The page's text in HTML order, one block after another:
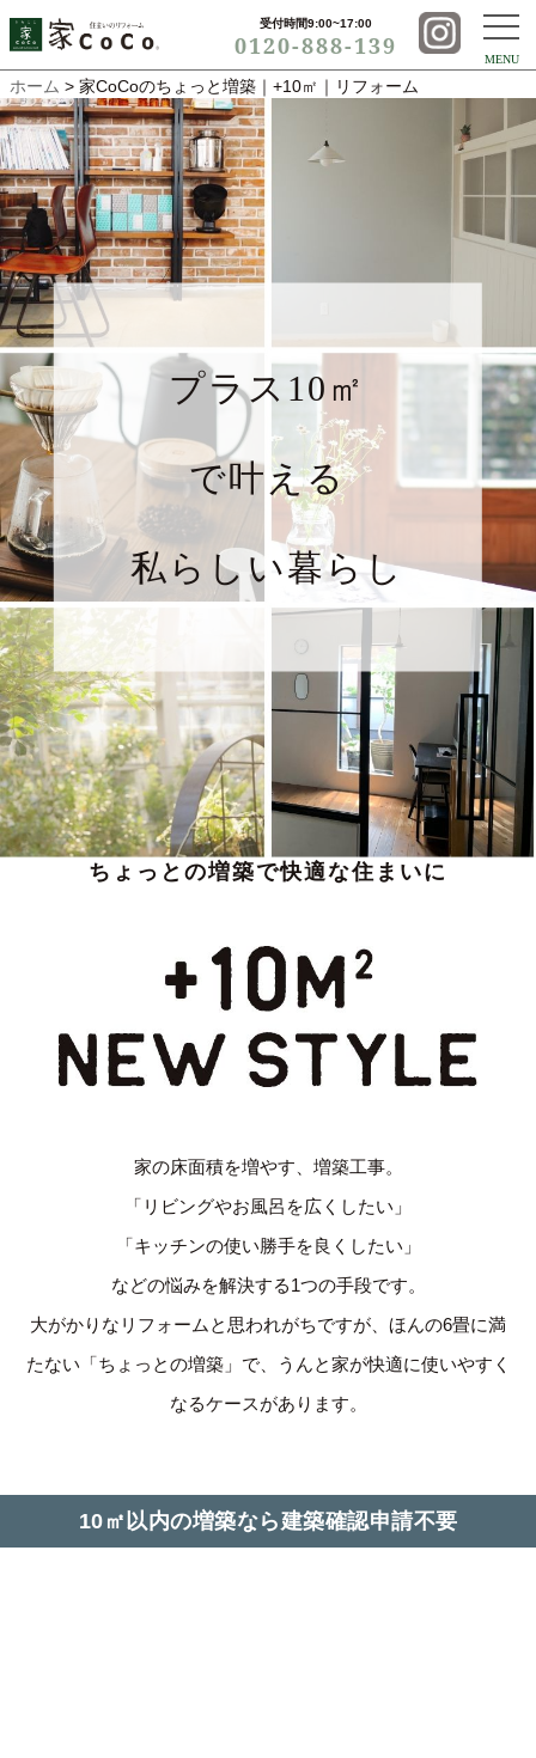
受付時間9:00~17:00
0120-888-139 MENU
ホーム > 家CoCoのちょっと増築｜+10㎡｜リフォーム
プラス10㎡
で叶える
私らしい暮らし
ちょっとの増築で快適な住まいに
家の床面積を増やす、増築工事。
「リビングやお風呂を広くしたい」
「キッチンの使い勝手を良くしたい」
などの悩みを解決する1つの手段です。
大がかりなリフォームと思われがちですが、ほんの6畳に満
たない「ちょっとの増築」で、うんと家が快適に使いやすく
なるケースがあります。
10㎡以内の増築なら建築確認申請不要